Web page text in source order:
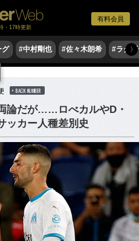
有料会員
・17時更新
グ #中村剛也 #佐々木朗希 #ラグ〉
BACK NUMBER
論だが……ロべカルやD・
ッカー人種差別史